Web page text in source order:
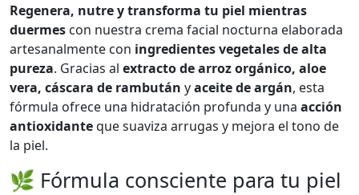
Regenera, nutre y transforma tu piel mientras
duermes con nuestra crema facial nocturna elaborada
artesanalmente con ingredientes vegetales de alta
pureza. Gracias al extracto de arroz orgánico, aloe
vera, cáscara de rambután yaceite de argán, esta
fórmula ofrece una hidratación profunda y una acción
antioxidanteque suaviza arrugas y mejora el tono de
la piel.
🌿 Fórmula consciente para tu piel